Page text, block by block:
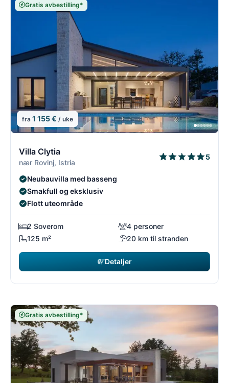
Gratis avbestilling*
fra 1 155 € / uke
Villa Clytia
nær Rovinj, Istria
5
Neubauvilla med basseng
Smakfull og eksklusiv
Flott uteområde
2 Soverom
4 personer
125 m²
20 km til stranden
Detaljer
Gratis avbestilling*